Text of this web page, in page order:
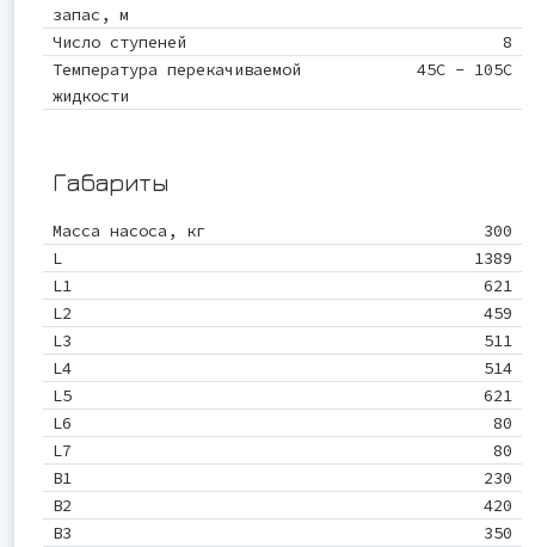
запас, м
Число ступеней
8
Температура перекачиваемой
жидкости
45С - 105С
Габариты
Масса насоса, кг
300
L
1389
L1
621
L2
459
L3
511
L4
514
L5
621
L6
80
L7
80
B1
230
B2
420
B3
350